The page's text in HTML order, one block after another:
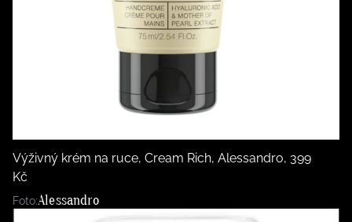
Výživný krém na ruce, Cream Rich, Alessandro, 399
Kč
Foto:Alessandro